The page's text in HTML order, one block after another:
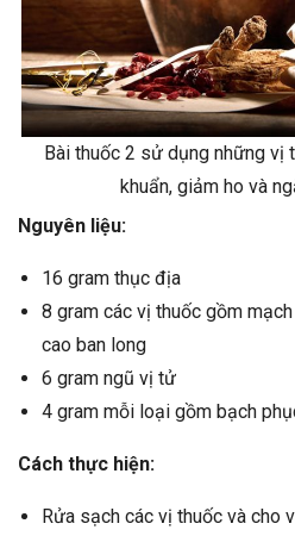
Bài thuốc 2 sử dụng những vị
khuẩn, giảm ho và
Nguyên liệu:
16 gram thục địa
8 gram các vị thuốc gồm
cao ban long
6 gram ngũ vị tử
4 gram mỗi loại gồm bạch
Cách thực hiện:
Rửa sạch các vị thuốc và cho